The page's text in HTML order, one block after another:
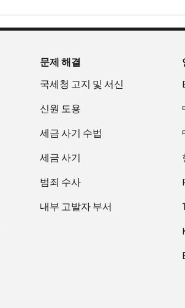
문제 해결
국세청 고지 및 서신
신원 도용
세금 사기 수법
세금 사기
범죄 수사
내부 고발자 부서